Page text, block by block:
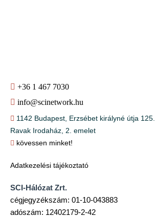
+36 1 467 7030
info@scinetwork.hu
1142 Budapest, Erzsébet királyné útja 125.
Ravak Irodaház, 2. emelet
kövessen minket!
Adatkezelési tájékoztató
SCI-Hálózat Zrt.
cégjegyzékszám: 01-10-043883
adószám: 12402179-2-42